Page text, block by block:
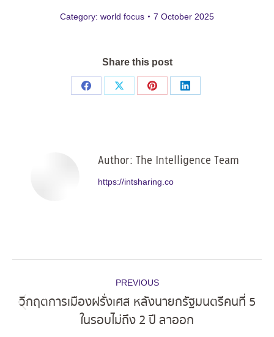
Category: world focus 7 October 2025
Share this post
Share
Share
Share
Share
Author: The Intelligence Team
https://intsharing.co
navigation
PREVIOUS
post:
วิกฤตการเมืองฝรั่งเศส หลังนายกรัฐมนตรีคนที่ 5
ในรอบไม่ถึง 2 ปี ลาออก